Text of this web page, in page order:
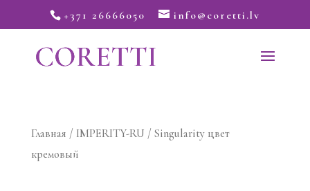
+371 26666050 info@coretti.lv
Главная / IMPERITY-RU / Singularity цвет
кремовый